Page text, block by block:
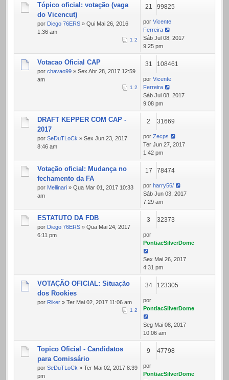
Tópico oficial: votação (vaga
do Vicencut)
por Diego 76ERS » Qui Mai 26, 2016
1:36 am
1 2
21 99825
por Vicente
Ferreira
Sáb Jul 08, 2017
9:25 pm
Votacao Oficial CAP
por chavao99 » Sex Abr 28, 2017 12:59
am
1 2
31 108461
por Vicente
Ferreira
Sáb Jul 08, 2017
9:08 pm
DRAFT KEPPER COM CAP -
2017
por SeDuTLoCk » Sex Jun 23, 2017
8:46 am
2 31669
por Zecps
Ter Jun 27, 2017
1:42 pm
Votação oficial: Mudança no
fechamento da FA
por Mellinari » Qua Mar 01, 2017 10:33
am
17 78474
por harry56/
Sáb Jun 03, 2017
7:29 am
ESTATUTO DA FDB
por Diego 76ERS » Qua Mai 24, 2017
6:11 pm
3 32373
por
PontiacSilverDome
Sex Mai 26, 2017
4:31 pm
VOTAÇÃO OFICIAL: Situação
dos Rookies
por Riker » Ter Mai 02, 2017 11:06 am
1 2
34 123305
por
PontiacSilverDome
Seg Mai 08, 2017
10:06 am
Topico Oficial - Candidatos
para Comissário
por SeDuTLoCk » Ter Mai 02, 2017 8:39
pm
9 47798
por
PontiacSilverDome